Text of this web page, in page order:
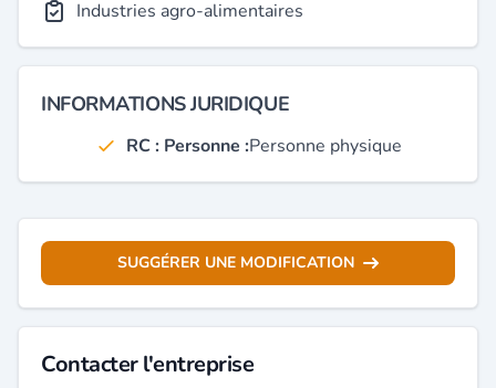
Industries agro-alimentaires
INFORMATIONS JURIDIQUE
RC : Personne :Personne physique
SUGGÉRER UNE MODIFICATION
Contacter l'entreprise